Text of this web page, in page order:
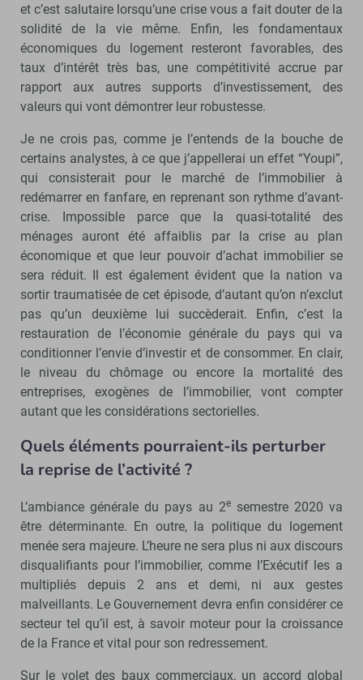
et c’est salutaire lorsqu’une crise vous a fait douter de la
solidité de la vie même. Enfin, les fondamentaux
économiques du logement resteront favorables, des
taux d’intérêt très bas, une compétitivité accrue par
rapport aux autres supports d’investissement, des
valeurs qui vont démontrer leur robustesse.
Je ne crois pas, comme je l’entends de la bouche de
certains analystes, à ce que j’appellerai un effet “Youpi”,
qui consisterait pour le marché de l’immobilier à
redémarrer en fanfare, en reprenant son rythme d’avant-
crise. Impossible parce que la quasi-totalité des
ménages auront été affaiblis par la crise au plan
économique et que leur pouvoir d’achat immobilier se
sera réduit. Il est également évident que la nation va
sortir traumatisée de cet épisode, d’autant qu’on n’exclut
pas qu’un deuxième lui succèderait. Enfin, c’est la
restauration de l’économie générale du pays qui va
conditionner l’envie d’investir et de consommer. En clair,
le niveau du chômage ou encore la mortalité des
entreprises, exogènes de l’immobilier, vont compter
autant que les considérations sectorielles.
Quels éléments pourraient-ils perturber
la reprise de l’activité ?
L’ambiance générale du pays au 2esemestre 2020 va
être déterminante. En outre, la politique du logement
menée sera majeure. L’heure ne sera plus ni aux discours
disqualifiants pour l’immobilier, comme l’Exécutif les a
multipliés depuis 2 ans et demi, ni aux gestes
malveillants. Le Gouvernement devra enfin considérer ce
secteur tel qu’il est, à savoir moteur pour la croissance
de la France et vital pour son redressement.
Sur le volet des baux commerciaux, un accord global